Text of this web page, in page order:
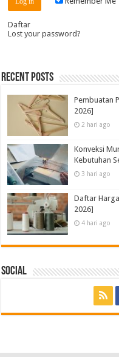
Daftar
Lost your password?
Recent Posts
Pembuatan
2026]
2 hari ago
Konveksi
Kebutuhan
3 hari ago
Daftar
2026]
4 hari ago
Social